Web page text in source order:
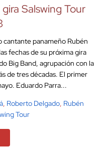
Salswing Tour
cantante panameño Rubén
fechas de su próxima gira
Big Band, agrupación con la
de tres décadas. El primer
Eduardo Parra...
, Roberto Delgado, Rubén
Tour